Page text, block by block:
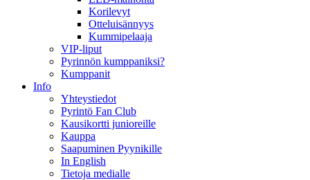
Korilevyt
Otteluisännyys
Kummipelaaja
VIP-liput
Pyrinnön kumppaniksi?
Kumppanit
Info
Yhteystiedot
Pyrintö Fan Club
Kausikortti junioreille
Kauppa
Saapuminen Pyynikille
In English
Tietoja medialle